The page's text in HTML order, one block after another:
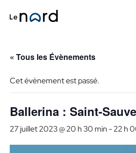
« Tous les Évènements
Cet évènement est passé.
Ballerina : Saint-
27 juillet 2023 @ 20 h 30 min-22 h